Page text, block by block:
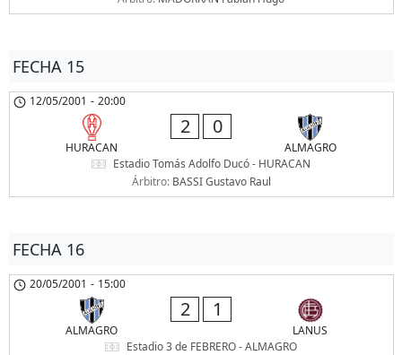
FECHA 15
12/05/2001 - 20:00
HURACAN
2 0
ALMAGRO
Estadio Tomás Adolfo Ducó - HURACAN
Árbitro: BASSI Gustavo Raul
FECHA 16
20/05/2001 - 15:00
ALMAGRO
2 1
LANUS
Estadio 3 de FEBRERO - ALMAGRO